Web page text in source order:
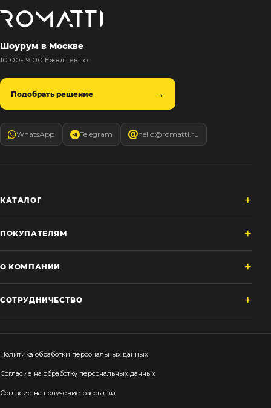
Шоурум в Москве
10:00-19:00 Ежедневно
Подобрать решение
WhatsApp Telegram hello@romatti.ru
КАТАЛОГ
ПОКУПАТЕЛЯМ
О КОМПАНИИ
СОТРУДНИЧЕСТВО
Политика обработки персональных данных
Согласие на обработку персональных данных
Согласие на получение рассылки